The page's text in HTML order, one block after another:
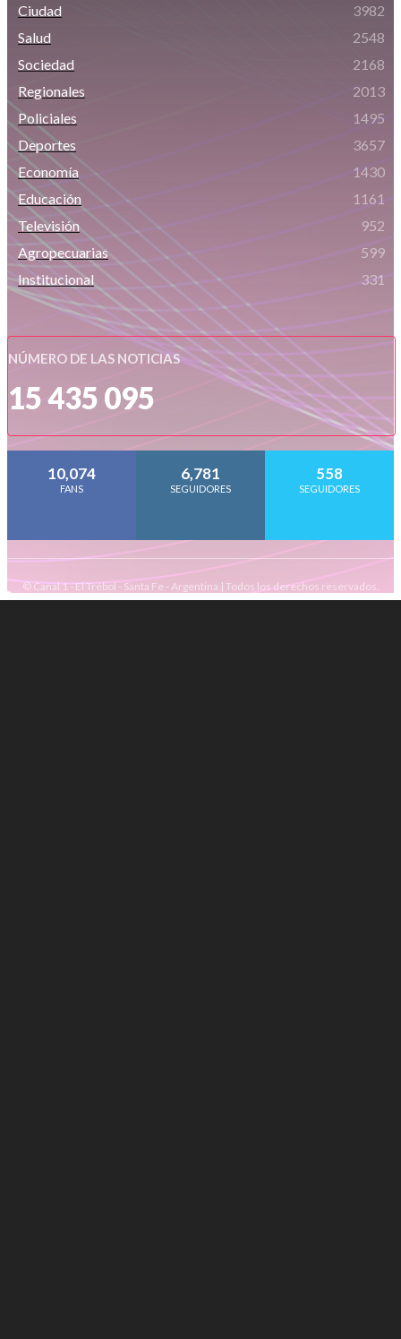
Ciudad
3982
Salud
2548
Sociedad
2168
Regionales
2013
Policiales
1495
Deportes
3657
Economía
1430
Educación
1161
Televisión
952
Agropecuarias
599
Institucional
331
NÚMERO DE LAS NOTICIAS
15 435 095
10,074
FANS
6,781
SEGUIDORES
558
SEGUIDORES
© Canal 1 - El Trébol - Santa Fe - Argentina | Todos los derechos reservados.